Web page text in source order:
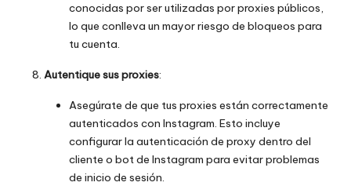
conocidas por ser utilizadas por proxies públicos,
lo que conlleva un mayor riesgo de bloqueos para
tu cuenta.
Autentique sus proxies:
Asegúrate de que tus proxies están correctamente
autenticados con Instagram. Esto incluye
configurar la autenticación de proxy dentro del
cliente o bot de Instagram para evitar problemas
de inicio de sesión.